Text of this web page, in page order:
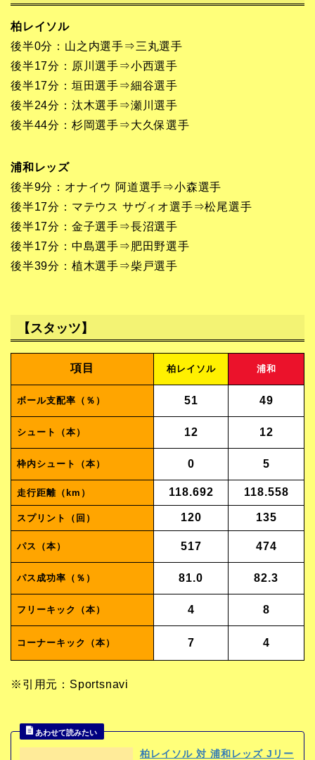
柏レイソル
後半0分：山之内選手⇒三丸選手
後半17分：原川選手⇒小西選手
後半17分：垣田選手⇒細谷選手
後半24分：汰木選手⇒瀬川選手
後半44分：杉岡選手⇒大久保選手
浦和レッズ
後半9分：オナイウ 阿道選手⇒小森選手
後半17分：マテウス サヴィオ選手⇒松尾選手
後半17分：金子選手⇒長沼選手
後半17分：中島選手⇒肥田野選手
後半39分：植木選手⇒柴戸選手
【スタッツ】
項目 柏レイソル 浦和
ボール支配率（％） 51 49
シュート（本） 12 12
枠内シュート（本） 0 5
走行距離（km） 118.692 118.558
スプリント（回） 120 135
パス（本） 517 474
パス成功率（％） 81.0 82.3
フリーキック（本） 4 8
コーナーキック（本） 7 4
※引用元：Sportsnavi
柏レイソル 対 浦和レッズ Jリー